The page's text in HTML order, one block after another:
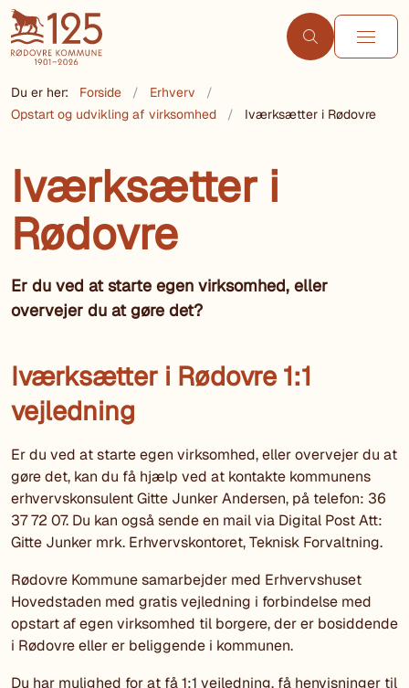
Du er her: Forside
Erhverv
Opstart og udvikling af virksomhed
Iværksætter i Rødovre
Iværksætter i
Rødovre
Er du ved at starte egen virksomhed, eller
overvejer du at gøre det?
Iværksætter i Rødovre 1:1
vejledning
Er du ved at starte egen virksomhed, eller overvejer du at
gøre det, kan du få hjælp ved at kontakte kommunens
erhvervskonsulent Gitte Junker Andersen, på telefon: 36
37 72 07. Du kan også sende en mail via Digital Post Att:
Gitte Junker mrk. Erhvervskontoret, Teknisk Forvaltning.
Rødovre Kommune samarbejder med Erhvervshuset
Hovedstaden med gratis vejledning i forbindelse med
opstart af egen virksomhed til borgere, der er bosiddende
i Rødovre eller er beliggende i kommunen.
Du har mulighed for at få 1:1 vejledning, få henvisninger til